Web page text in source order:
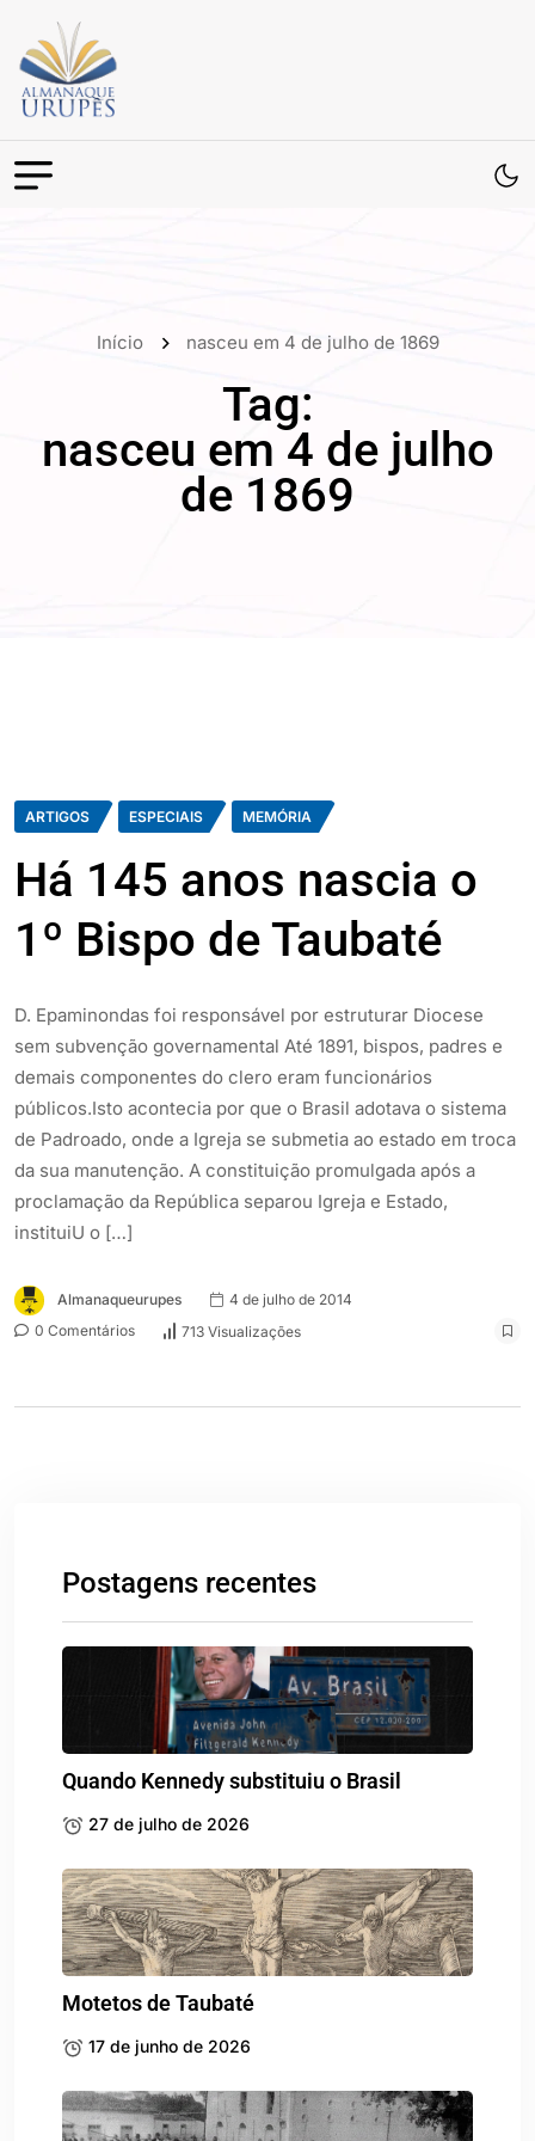
Início nasceu em 4 de julho de 1869
Tag:
nasceu em 4 de julho
de 1869
ARTIGOS ESPECIAIS MEMÓRIA
Há 145 anos nascia o
1º Bispo de Taubaté
D. Epaminondas foi responsável por estruturar Diocese
sem subvenção governamental Até 1891, bispos, padres e
demais componentes do clero eram funcionários
públicos.Isto acontecia por que o Brasil adotava o sistema
de Padroado, onde a Igreja se submetia ao estado em troca
da sua manutenção. A constituição promulgada após a
proclamação da República separou Igreja e Estado,
instituiU o […]
Almanaqueurupes
4 de julho de 2014
0 Comentários
713 Visualizações
Postagens recentes
Quando Kennedy substituiu o Brasil
27 de julho de 2026
Motetos de Taubaté
17 de junho de 2026